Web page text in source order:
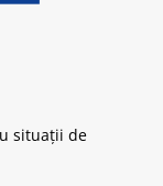
situații de